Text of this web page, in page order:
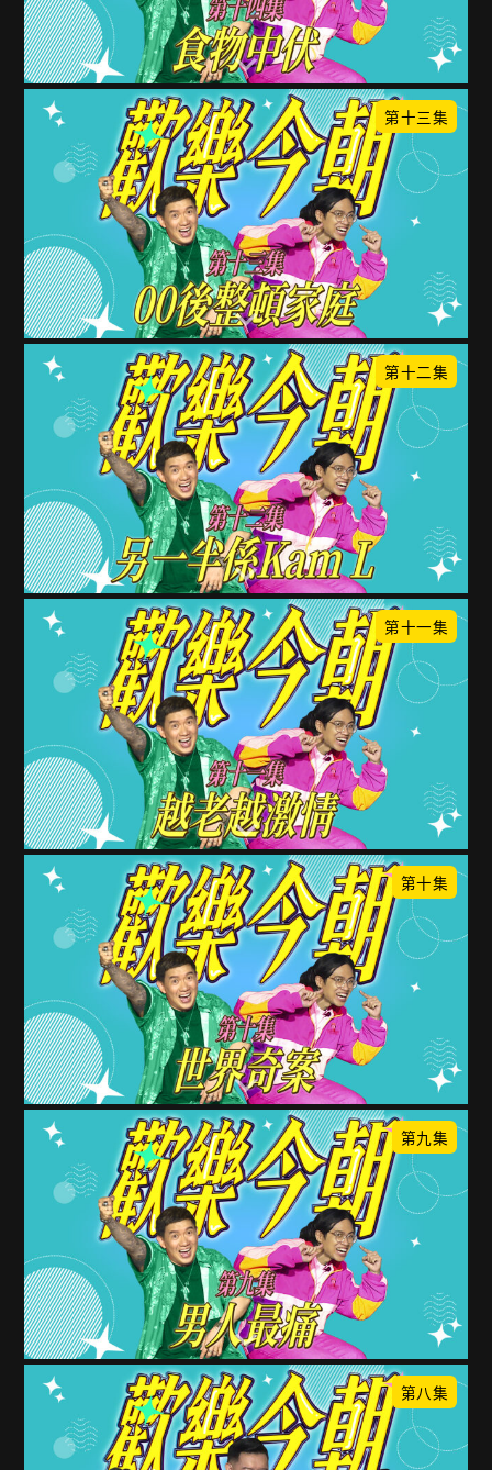
第十三集
第十二集
第十一集
第十集
第九集
第八集